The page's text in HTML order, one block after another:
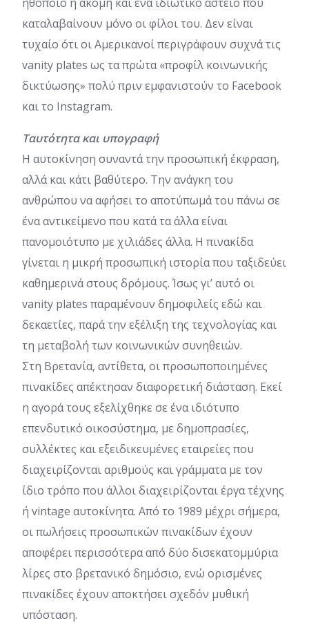
καταλαβαίνουν μόνο οι φίλοι του. Δεν είναι
τυχαίο ότι οι Αμερικανοί περιγράφουν συχνά τις
vanity plates ως τα πρώτα «προφίλ κοινωνικής
δικτύωσης» πολύ πριν εμφανιστούν το Facebook
και το Instagram.
Ταυτότητα και υπογραφή
Η αυτοκίνηση συναντά την προσωπική έκφραση,
αλλά και κάτι βαθύτερο. Την ανάγκη του
ανθρώπου να αφήσει το αποτύπωμά του πάνω σε
ένα αντικείμενο που κατά τα άλλα είναι
πανομοιότυπο με χιλιάδες άλλα. Η πινακίδα
γίνεται η μικρή προσωπική ιστορία που ταξιδεύει
καθημερινά στους δρόμους. Ίσως γι’ αυτό οι
vanity plates παραμένουν δημοφιλείς εδώ και
δεκαετίες, παρά την εξέλιξη της τεχνολογίας και
τη μεταβολή των κοινωνικών συνηθειών.
Στη Βρετανία, αντίθετα, οι προσωποποιημένες
πινακίδες απέκτησαν διαφορετική διάσταση. Εκεί
η αγορά τους εξελίχθηκε σε ένα ιδιότυπο
επενδυτικό οικοσύστημα, με δημοπρασίες,
συλλέκτες και εξειδικευμένες εταιρείες που
διαχειρίζονται αριθμούς και γράμματα με τον
ίδιο τρόπο που άλλοι διαχειρίζονται έργα τέχνης
ή vintage αυτοκίνητα. Από το 1989 μέχρι σήμερα,
οι πωλήσεις προσωπικών πινακίδων έχουν
αποφέρει περισσότερα από δύο δισεκατομμύρια
λίρες στο βρετανικό δημόσιο, ενώ ορισμένες
πινακίδες έχουν αποκτήσει σχεδόν μυθική
υπόσταση.